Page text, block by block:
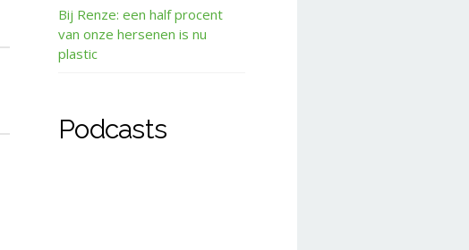
Bij Renze: een half procent
van onze hersenen is nu
plastic
Podcasts